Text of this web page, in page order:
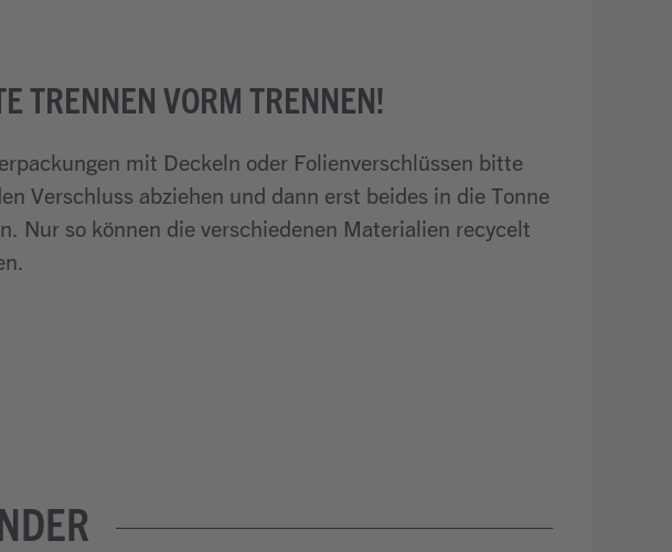
TRENNEN VORM TRENNEN!
mit Deckeln oder Folienverschlüssen bitte
Verschluss abziehen und dann erst beides in die Tonne
Nur so können die verschiedenen Materialien recycelt